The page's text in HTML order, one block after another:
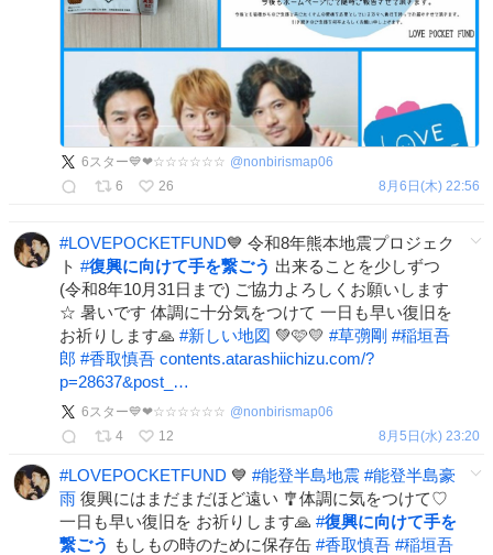
6スター💙❤☆☆☆☆☆☆ @nonbirismap06
6
26 8月6日(木) 22:56
#LOVEPOCKETFUND💙 令和8年熊本地震プロジェク
ト #復興に向けて手を繋ごう 出来ることを少しずつ
(令和8年10月31日まで) ご協力よろしくお願いします
☆ 暑いです 体調に十分気をつけて 一日も早い復旧を
お祈りします🙏 #新しい地図 💚🩷💛 #草彅剛 #稲垣吾
郎 #香取慎吾 contents.atarashiichizu.com/?
p=28637&post_…
6スター💙❤☆☆☆☆☆☆ @nonbirismap06
4
12 8月5日(水) 23:20
#LOVEPOCKETFUND 💙 #能登半島地震 #能登半島豪
雨 復興にはまだまだほど遠い 🎐体調に気をつけて♡
一日も早い復旧を お祈りします🙏 #復興に向けて手を
繋ごう もしもの時のために保存缶 #香取慎吾 #稲垣吾